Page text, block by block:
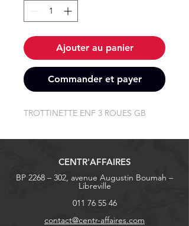
Ajouter au panier
Commander et payer
TROTTINETTE ENF 3 ROUES GB
CENTR'AFFAIRES
BP 2268 – 302, avenue Augustin Boumah –
Libreville
011 76 55 46
contact@centr-affaires.com